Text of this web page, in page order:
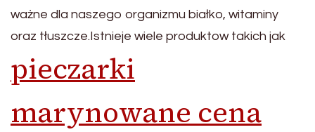
ważne dla naszego organizmu białko, witaminy
oraz tłuszcze.Istnieje wiele produktow takich jak
pieczarki
marynowane cena